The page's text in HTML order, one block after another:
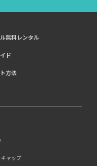
無料レンタル
ド
方法
ャップ